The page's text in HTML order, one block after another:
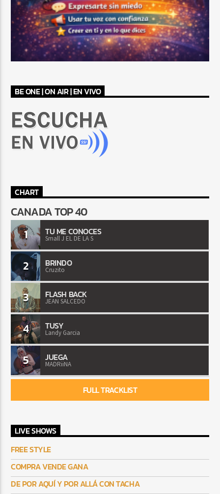
BE ONE | ON AIR | EN VIVO
CHART
CANADA TOP 40
1 TU ME CONOCES
Small J EL DE LA S
2 BRINDO
Cruzito
3 FLASH BACK
JEAN SALCEDO
4 TUSY
Landy Garcia
5 JUEGA
MADRiiNA
FULL TRACKLIST
LIVE SHOWS
FREE STYLE
COMPRA VENDE GANA
DE POR AQUÍ Y POR ALLÁ CON TACHA